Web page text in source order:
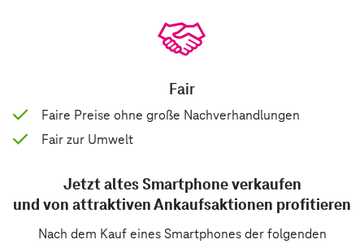
Fair
Faire Preise ohne große Nachverhandlungen
Fair zur Umwelt
Jetzt altes Smartphone verkaufen
und von attraktiven Ankaufsaktionen profitieren
Nach dem Kauf eines Smartphones der folgenden